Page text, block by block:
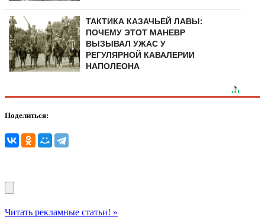
ТАКТИКА КАЗАЧЬЕЙ ЛАВЫ:
ПОЧЕМУ ЭТОТ МАНЕВР
ВЫЗЫВАЛ УЖАС У
РЕГУЛЯРНОЙ КАВАЛЕРИИ
НАПОЛЕОНА
Поделиться:
Читать рекламные статьи! »